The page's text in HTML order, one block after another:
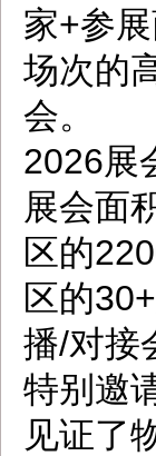
家+参
场次的
会。
2026展
展会面
区的
区的
播/对接
特别邀
见证了